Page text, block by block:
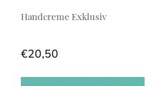
Handcreme Exklusiv
€20,50